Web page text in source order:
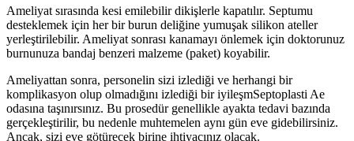
Ameliyat sırasında kesi emilebilir dikişlerle kapatılır. Septumu
desteklemek için her bir burun deliğine yumuşak silikon ateller
yerleştirilebilir. Ameliyat sonrası kanamayı önlemek için doktorunuz
burnunuza bandaj benzeri malzeme (paket) koyabilir.
Ameliyattan sonra, personelin sizi izlediği ve herhangi bir
komplikasyon olup olmadığını izlediği bir iyileşmSeptoplasti Ae
odasına taşınırsınız. Bu prosedür genellikle ayakta tedavi bazında
gerçekleştirilir, bu nedenle muhtemelen aynı gün eve gidebilirsiniz.
Ancak, sizi eve götürecek birine ihtiyacınız olacak.